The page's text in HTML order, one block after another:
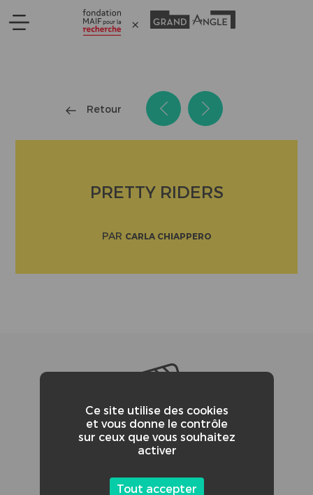
Retour
PRETTY RIDERS
PAR CARLA CHIAPPERO
CRÉDITS ADDITIONNELS :
- Réalisateur : Chad Suspense
Ce site utilise des cookies
et vous donne le contrôle
sur ceux que vous souhaitez
activer
Tout accepter